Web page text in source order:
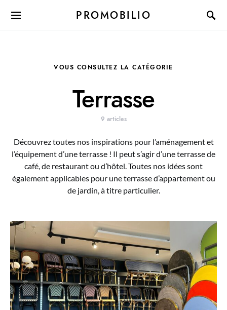
PROMOBILIO
VOUS CONSULTEZ LA CATÉGORIE
Terrasse
9 articles
Découvrez toutes nos inspirations pour l’aménagement et
l’équipement d’une terrasse ! Il peut s’agir d’une terrasse de
café, de restaurant ou d’hôtel. Toutes nos idées sont
également applicables pour une terrasse d’appartement ou
de jardin, à titre particulier.